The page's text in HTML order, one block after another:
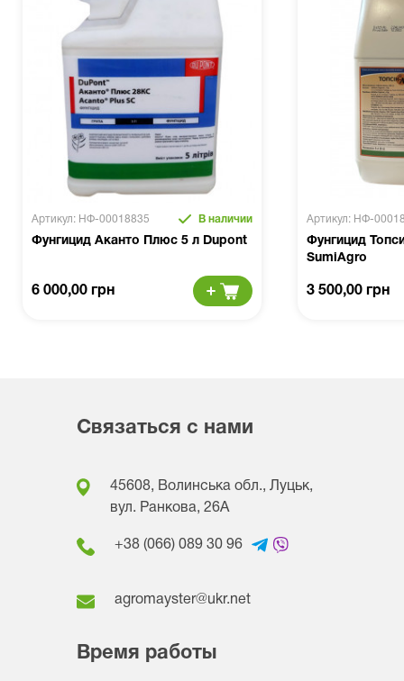
Артикул: НФ-00018835 В наличии
Фунгицид Аканто Плюс 5 л Dupont
6 000,00 грн
Артикул: НФ-
Фунгицид
SumiAgro
3 500,00 грн
Связаться с нами
45608, Волинська обл., Луцьк,
вул. Ранкова, 26A
+38 (066) 089 30 96
agromayster@ukr.net
Время работы